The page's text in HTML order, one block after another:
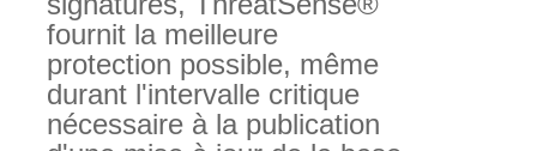
fournit la meilleure
protection possible, même
durant l'intervalle critique
nécessaire à la publication